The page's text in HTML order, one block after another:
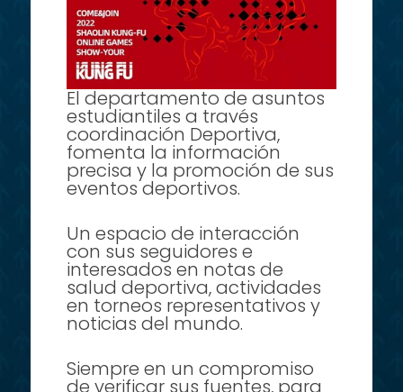
El departamento de asuntos
estudiantiles a través
coordinación Deportiva,
fomenta la información
precisa y la promoción de sus
eventos deportivos.
Un espacio de interacción
con sus seguidores e
interesados en notas de
salud deportiva, actividades
en torneos representativos y
noticias del mundo.
Siempre en un compromiso
de verificar sus fuentes, para